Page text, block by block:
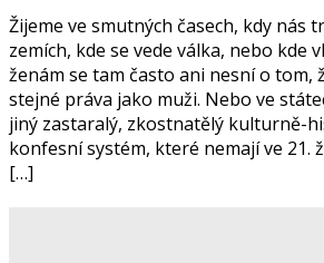
Žijeme ve smutných časech, kdy nás
zemích, kde se vede válka, nebo kde
ženám se tam často ani nesní o tom,
stejné práva jako muži. Nebo ve
jiný zastaralý, zkostnatělý kulturně-
konfesní systém, které nemají ve 21.
[…]